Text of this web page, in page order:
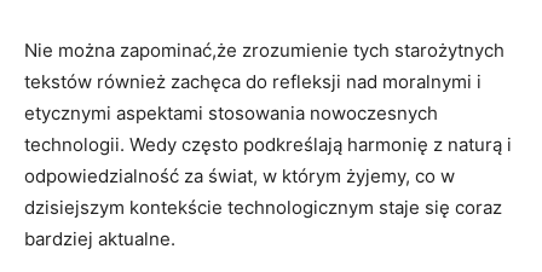
Nie można zapominać,że zrozumienie tych starożytnych
tekstów również zachęca do refleksji nad moralnymi i
etycznymi aspektami stosowania nowoczesnych
technologii. Wedy często podkreślają harmonię z naturą i
odpowiedzialność za świat, w którym żyjemy, co w
dzisiejszym kontekście technologicznym staje się coraz
bardziej aktualne.